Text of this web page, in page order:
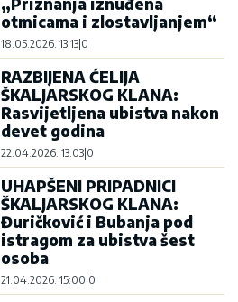
otmicama i zlostavljanjem“
18.05.2026. 13:13 0
RAZBIJENA ĆELIJA
ŠKALJARSKOG KLANA:
Rasvijetljena ubistva nakon
devet godina
22.04.2026. 13:03 0
UHAPŠENI PRIPADNICI
ŠKALJARSKOG KLANA:
Đuričković i Bubanja pod
istragom za ubistva šest
osoba
21.04.2026. 15:00 0